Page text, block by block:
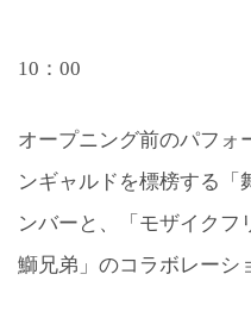
10：00
オープニング前のパフォ
ンギャルドを標榜する「
ンバーと、「モザイクフ
鰤兄弟」のコラボレーシ